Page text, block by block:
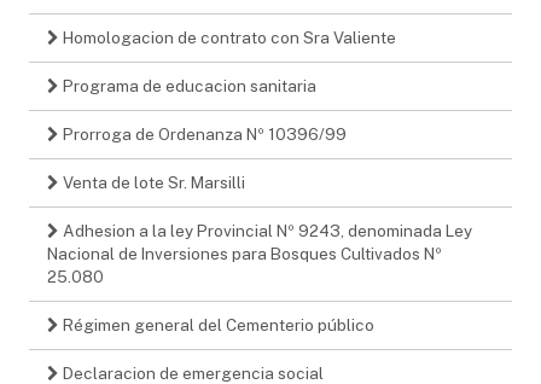
Homologacion de contrato con Sra Valiente
Programa de educacion sanitaria
Prorroga de Ordenanza Nº 10396/99
Venta de lote Sr. Marsilli
Adhesion a la ley Provincial Nº 9243, denominada Ley
Nacional de Inversiones para Bosques Cultivados Nº
25.080
Régimen general del Cementerio público
Declaracion de emergencia social